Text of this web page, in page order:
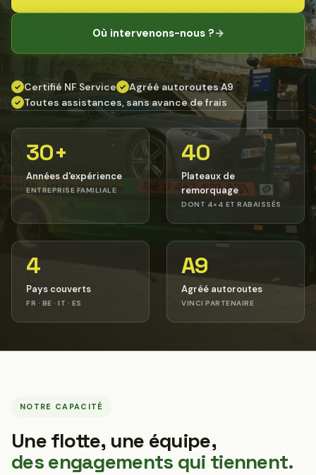
Où intervenons-nous ?→
✓ Certifié NF Service ✓ Agréé autoroutes A9
✓ Toutes assistances, sans avance de frais
30+
Années d'expérience
ENTREPRISE FAMILIALE
40
Plateaux de
remorquage
DONT 4×4 ET RABAISSÉS
4
Pays couverts
FR · BE · IT · ES
A9
Agréé autoroutes
VINCI PARTENAIRE
NOTRE CAPACITÉ
Une flotte, une équipe,
des engagements qui tiennent.